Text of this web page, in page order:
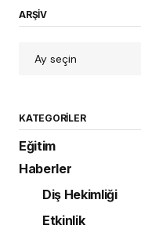
ARŞİV
KATEGORILER
Eğitim
Haberler
Diş Hekimliği
Etkinlik